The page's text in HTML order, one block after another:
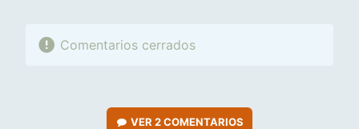
Comentarios cerrados
VER2 COMENTARIOS